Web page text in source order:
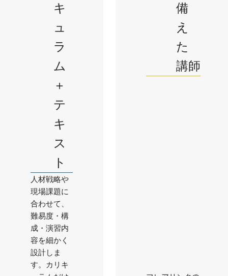
キ
ュ
ラ
ム
＋
テ
キ
ス
ト
人材戦略や
現場課題に
合わせて、
難易度・構
成・演習内
容を細かく
設計しま
す。カリキ
備
え
た
講師